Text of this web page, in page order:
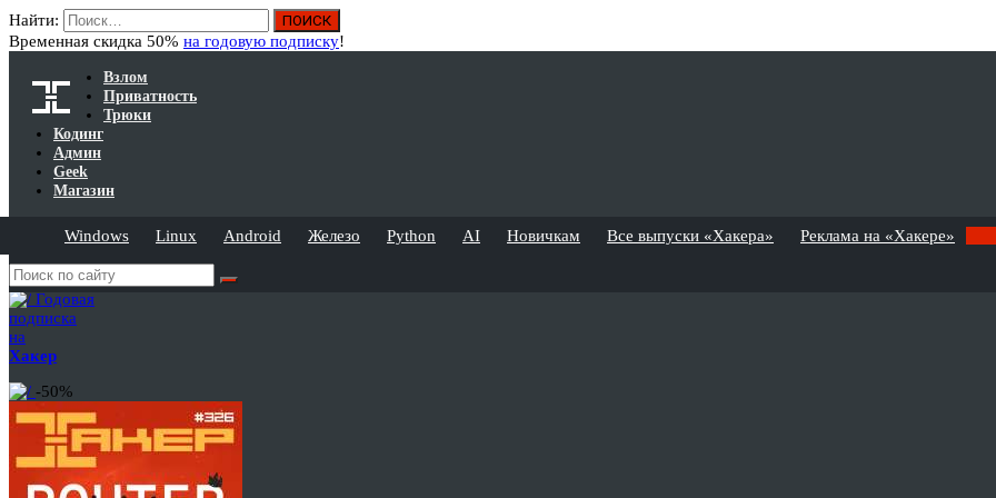
Найти:
Временная скидка 50% на годовую подписку!
Взлом
Приватность
Трюки
Кодинг
Админ
Geek
Магазин
Windows Linux Android Железо Python AI Новичкам Все выпуски «Хакера» Реклама на «Хакере»
Годовая
подписка
на
Хакер
-50%